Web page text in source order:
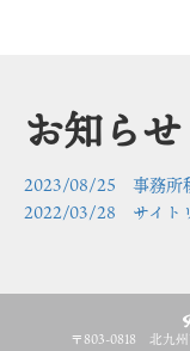
お知らせ
2023/08/25 事務所
2022/03/28 サイト
〒803-0818 北九